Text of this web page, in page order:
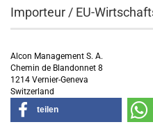
Importeur / EU-
Alcon Management S. A.
Chemin de Blandonnet 8
1214 Vernier-Geneva
Switzerland
teilen